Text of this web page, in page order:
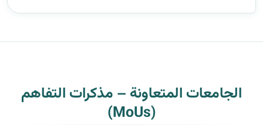
الجامعات المتعاونة – مذكرات التفاهم
(MoUs)